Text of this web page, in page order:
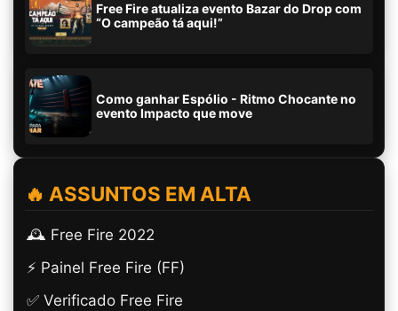
Free Fire atualiza evento Bazar do Drop com
“O campeão tá aqui!”
Como ganhar Espólio - Ritmo Chocante no
evento Impacto que move
🔥 ASSUNTOS EM ALTA
🕰️ Free Fire 2022
⚡ Painel Free Fire (FF)
✅ Verificado Free Fire